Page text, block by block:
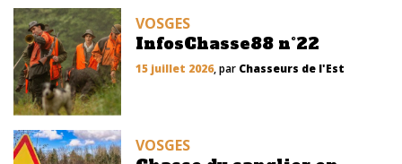
VOSGES
InfosChasse88 n°22
15 juillet 2026, par Chasseurs de l'Est
VOSGES